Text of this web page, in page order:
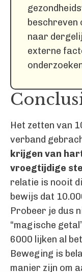
beschreven
naar
externe
Het zetten van
verband
krijgen van
vroegtijdige
relatie is nooit
bewijs dat
Probeer je dus
“magische
6000 lijken al
Beweging is
manier zijn om